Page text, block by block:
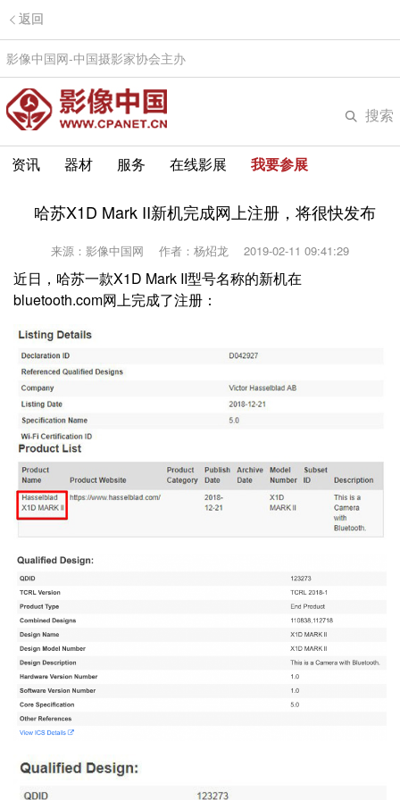
返回
影像中国网-中国摄影家协会主办
搜索
资讯 器材 服务 在线影展 我要参展
哈苏X1D Mark II新机完成网上注册，将很快发布
来源：影像中国网 作者：杨炤龙 2019-02-11 09:41:29
近日，哈苏一款X1D Mark II型号名称的新机在
bluetooth.com网上完成了注册：